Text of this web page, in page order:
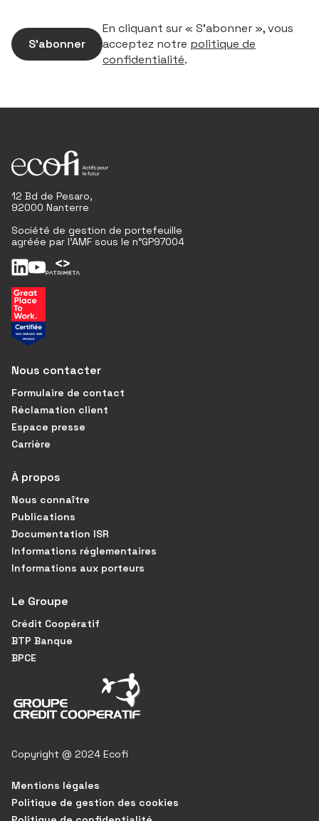
S’abonner
En cliquant sur « S’abonner », vous
acceptez notre politique de
confidentialité.
12 Bd de Pesaro,
92000 Nanterre
Société de gestion de portefeuille
agréée par l'AMF sous le n°GP97004
Nous contacter
Formulaire de contact
Réclamation client
Espace presse
Carrière
À propos
Nous connaître
Publications
Documentation ISR
Informations réglementaires
Informations aux porteurs
Le Groupe
Crédit Coopératif
BTP Banque
BPCE
Copyright @ 2024 Ecofi
Mentions légales
Politique de gestion des cookies